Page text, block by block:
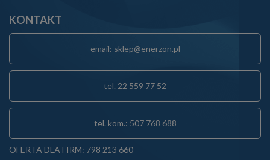
KONTAKT
email: sklep@enerzon.pl
tel. 22 559 77 52
tel. kom.: 507 768 688
OFERTA DLA FIRM: 798 213 660